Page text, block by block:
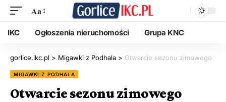
Aa
IKC Ogłoszenia nieruchomości Grupa KNC
gorlice.ikc.pl > Migawki z Podhala > Otwarcie sezonu zimowego
MIGAWKI Z PODHALA
Otwarcie sezonu zimowego